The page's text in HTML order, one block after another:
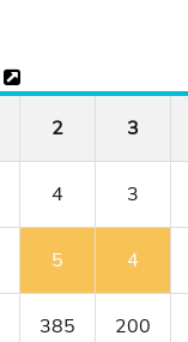
2 3
4 3
5 4
385 200